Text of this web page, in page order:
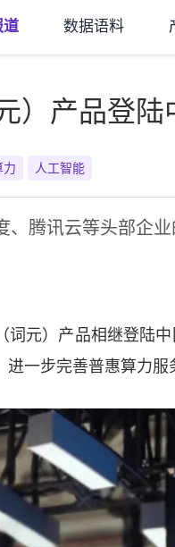
道 数据语料
）产品登陆
力 人工智能
腾讯云等头部企
元）产品相继登陆
一步完善普惠算力服